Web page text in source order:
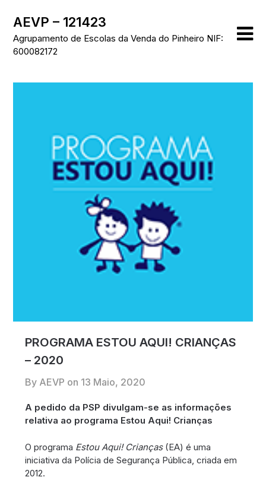
content
AEVP – 121423
Agrupamento de Escolas da Venda do Pinheiro NIF:
600082172
PROGRAMA ESTOU AQUI! CRIANÇAS
– 2020
By AEVP on 13 Maio, 2020
A pedido da PSP divulgam-se as informações
relativa ao programa Estou Aqui! Crianças
O programa Estou Aqui! Crianças(EA) é uma
iniciativa da Polícia de Segurança Pública, criada em
2012.